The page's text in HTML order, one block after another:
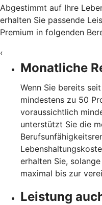
Abgestimmt auf Ihre
erhalten Sie passende
Premium in folgenden
‹
Monatliche
Wenn Sie bereits
mindestens zu 50
voraussichtlich
unterstützt Sie die
erhalten Sie,
maximal bis zur
Leistung